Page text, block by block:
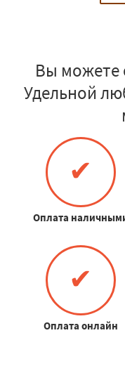
Вы можете
Удельной
✔
Оплата
✔
Оплата онлайн